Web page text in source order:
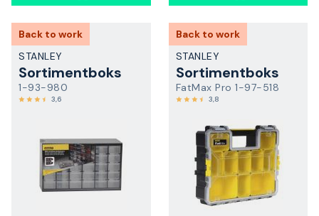
Back to work
STANLEY
Sortimentboks
1-93-980
3,6
Back to work
STANLEY
Sortimentboks
FatMax Pro 1-97-518
3,8